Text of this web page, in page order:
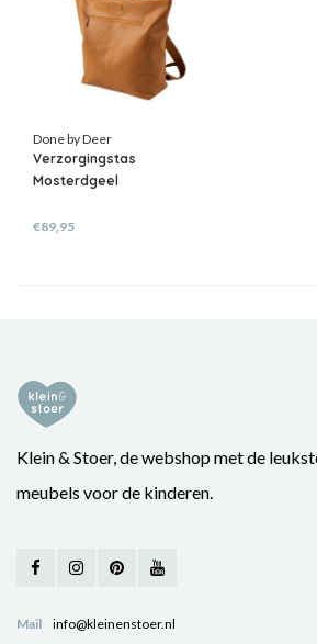
Done by Deer
Verzorgingstas
Mosterdgeel
€89,95
Klein & Stoer, de webshop met de
meubels voor de kinderen.
Mail info@kleinenstoer.nl